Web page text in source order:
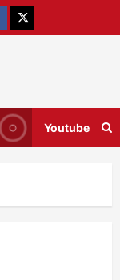
Youtube